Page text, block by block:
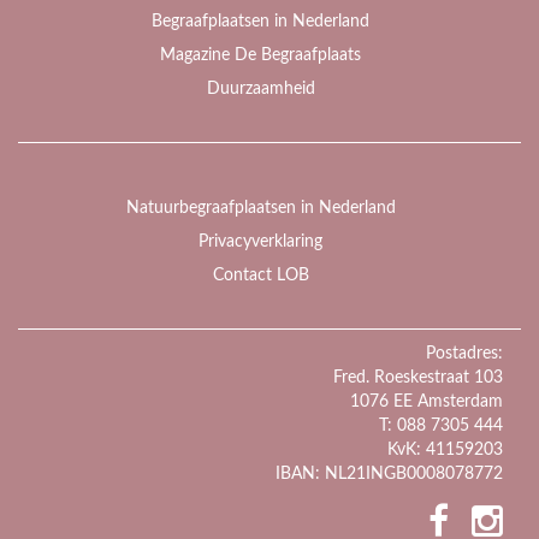
Begraafplaatsen in Nederland
Magazine De Begraafplaats
Duurzaamheid
Natuurbegraafplaatsen in Nederland
Privacyverklaring
Contact LOB
Postadres:
Fred. Roeskestraat 103
1076 EE Amsterdam
T: 088 7305 444
KvK: 41159203
IBAN: NL21INGB0008078772